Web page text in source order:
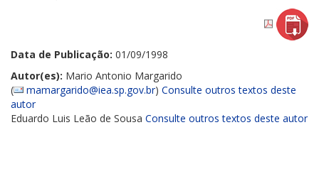
Data de Publicação: 01/09/1998
Autor(es): Mario Antonio Margarido
(
mamargarido@iea.sp.gov.br) Consulte outros textos deste
autor
Eduardo Luis Leão de Sousa Consulte outros textos deste autor